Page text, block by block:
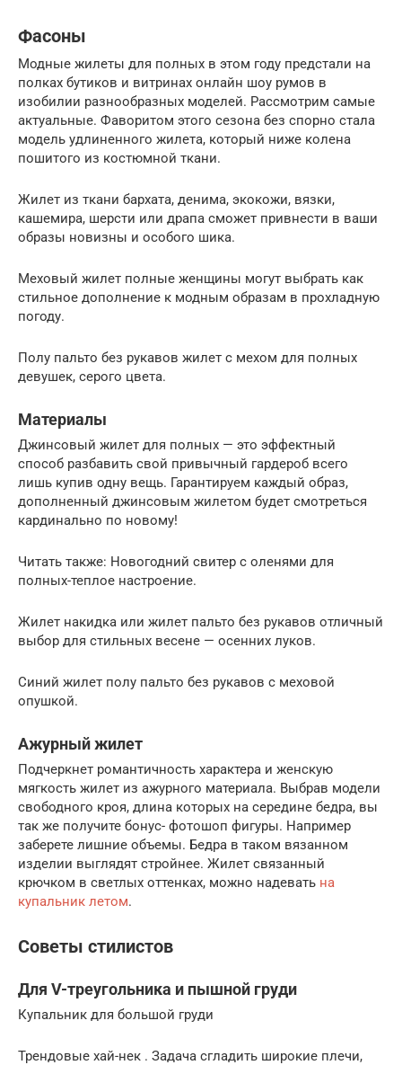
Фасоны
Модные жилеты для полных в этом году предстали на
полках бутиков и витринах онлайн шоу румов в
изобилии разнообразных моделей. Рассмотрим самые
актуальные. Фаворитом этого сезона без спорно стала
модель удлиненного жилета, который ниже колена
пошитого из костюмной ткани.
Жилет из ткани бархата, денима, экокожи, вязки,
кашемира, шерсти или драпа сможет привнести в ваши
образы новизны и особого шика.
Меховый жилет полные женщины могут выбрать как
стильное дополнение к модным образам в прохладную
погоду.
Полу пальто без рукавов жилет с мехом для полных
девушек, серого цвета.
Материалы
Джинсовый жилет для полных — это эффектный
способ разбавить свой привычный гардероб всего
лишь купив одну вещь. Гарантируем каждый образ,
дополненный джинсовым жилетом будет смотреться
кардинально по новому!
Читать также: Новогодний свитер с оленями для
полных-теплое настроение.
Жилет накидка или жилет пальто без рукавов отличный
выбор для стильных весене — осенних луков.
Синий жилет полу пальто без рукавов с меховой
опушкой.
Ажурный жилет
Подчеркнет романтичность характера и женскую
мягкость жилет из ажурного материала. Выбрав модели
свободного кроя, длина которых на середине бедра, вы
так же получите бонус- фотошоп фигуры. Например
заберете лишние объемы. Бедра в таком вязанном
изделии выглядят стройнее. Жилет связанный
крючком в светлых оттенках, можно надевать на
купальник летом.
Советы стилистов
Для V-треугольника и пышной груди
Купальник для большой груди
Трендовые хай-нек . Задача сгладить широкие плечи,